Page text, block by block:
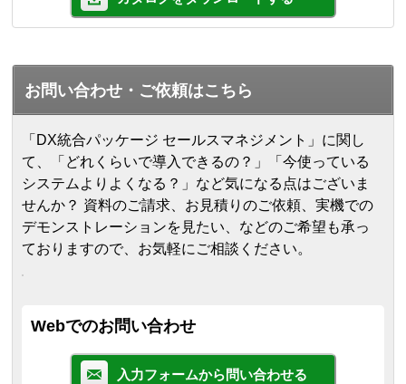
お問い合わせ・ご依頼はこちら
「DX統合パッケージ セールスマネジメント」に関し
て、「どれくらいで導入できるの？」「今使っている
システムよりよくなる？」など気になる点はございま
せんか？ 資料のご請求、お見積りのご依頼、実機での
デモンストレーションを見たい、などのご希望も承っ
ておりますので、お気軽にご相談ください。
Webでのお問い合わせ
入力フォームから問い合わせる